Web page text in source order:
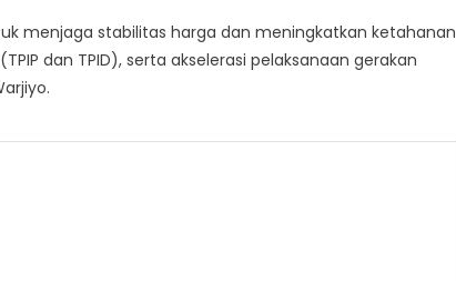
menjaga stabilitas harga dan meningkatkan ketahanan
dan TPID), serta akselerasi pelaksanaan gerakan